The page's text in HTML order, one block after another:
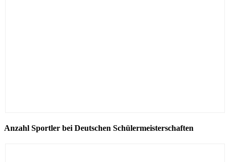
Anzahl Sportler bei Deutschen Schülermeisterschaften